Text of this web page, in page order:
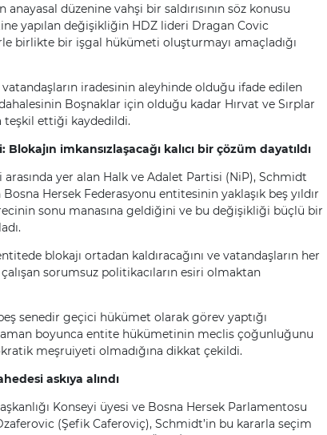
anayasal düzenine vahşi bir saldırısının söz konusu
yapılan değişikliğin HDZ lideri Dragan Covic
birlikte bir işgal hükümeti oluşturmayı amaçladığı
iradesinin aleyhinde olduğu ifade edilen
Boşnaklar için olduğu kadar Hırvat ve Sırplar
teşkil ettiği kaydedildi.
imkansızlaşacağı kalıcı bir çözüm dayatıldı
yer alan Halk ve Adalet Partisi (NiP), Schmidt
Hersek Federasyonu entitesinin yaklaşık beş yıldır
sonu manasına geldiğini ve bu değişikliği büçlü bir
blokajı ortadan kaldıracağını ve vatandaşların her
sorumsuz politikacıların esiri olmaktan
senedir geçici hükümet olarak görev yaptığı
boyunca entite hükümetinin meclis çoğunluğunu
meşruiyeti olmadığına dikkat çekildi.
askıya alındı
Konseyi üyesi ve Bosna Hersek Parlamentosu
(Şefik Caferoviç), Schmidt’in bu kararla seçim